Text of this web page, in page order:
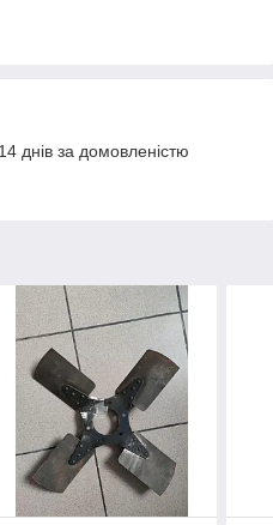
днів за домовленістю